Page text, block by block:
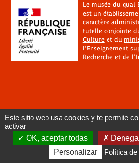
Le musée du quai
est un
caractère
tutelle conjointe
Cultureet du
l'Enseignement
Recherche et de
Este sitio web usa cookies y te permite
activar
OK, aceptar todas
Personalizar
Política